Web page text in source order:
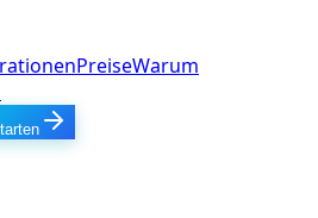
PreiseWarum